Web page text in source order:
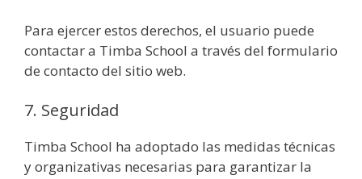
Para ejercer estos derechos, el usuario puede
contactar a Timba School a través del formulario
de contacto del sitio web.
7. Seguridad
Timba School ha adoptado las medidas técnicas
y organizativas necesarias para garantizar la